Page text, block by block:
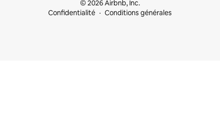
© 2026 Airbnb, Inc.
Confidentialité
Conditions générales